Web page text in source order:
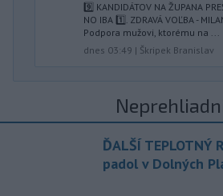
9️⃣ KANDIDÁTOV NA ŽUPANA
NO IBA 1️⃣. ZDRAVÁ VOĽBA -
Podpora mužovi, ktorému na ...
dnes 03:49 | Škripek Branislav
ĎALŠÍ TEPLOTNÝ
padol v Dolných